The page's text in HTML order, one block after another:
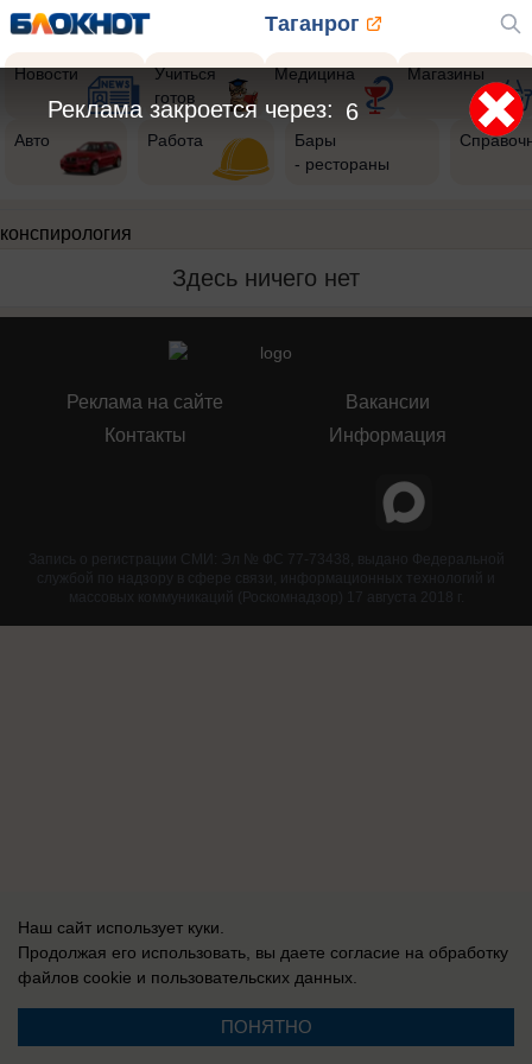
Таганрог
Новости
Учиться
готов
Медицина Магазины
Авто Работа
Бары
- рестораны
конспирология
Здесь ничего нет
Реклама на сайте
Контакты
Вакансии
Информация
Запись о регистрации СМИ: Эл № ФС 77-73438, выдано Федеральной
службой по надзору в сфере связи, информационных технологий и
массовых коммуникаций (Роскомнадзор) 17 августа 2018 г.
Наш сайт использует куки.
Продолжая его использовать, вы даете согласие на обработку
файлов cookie и пользовательских данных.
ПОНЯТНО
6
Реклама закроется через: